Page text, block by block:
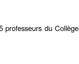
professeurs du Collège